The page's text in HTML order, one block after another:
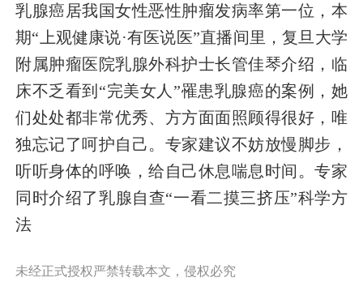
乳腺癌居我国女性恶性肿瘤发病率第一位，本
期“上观健康说·有医说医”直播间里，复旦大学
附属肿瘤医院乳腺外科护士长管佳琴介绍，临
床不乏看到“完美女人”罹患乳腺癌的案例，她
们处处都非常优秀、方方面面照顾得很好，唯
独忘记了呵护自己。专家建议不妨放慢脚步，
听听身体的呼唤，给自己休息喘息时间。专家
同时介绍了乳腺自查“一看二摸三挤压”科学方
法
未经正式授权严禁转载本文，侵权必究